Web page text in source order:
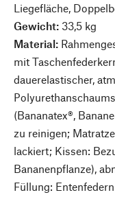
Liegefläche,
Gewicht: 33,5 kg
Material:
mit
dauerelastischer,
(Bananatex®,
zu reinigen;
lackiert; Kissen:
Bananenpflanze),
Füllung: Entenfedern